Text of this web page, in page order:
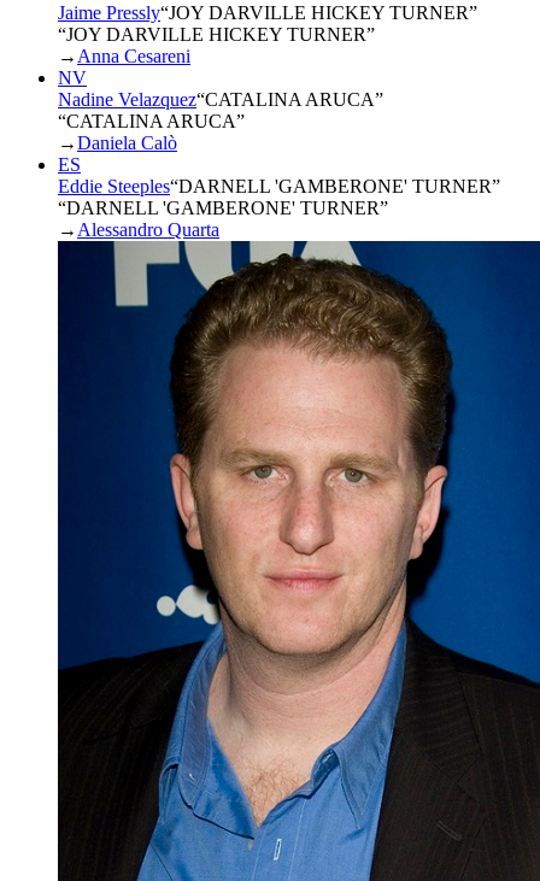
Jaime Pressly“JOY DARVILLE HICKEY TURNER”
“JOY DARVILLE HICKEY TURNER”
→ Anna Cesareni
NV
Nadine Velazquez“CATALINA ARUCA”
“CATALINA ARUCA”
→Daniela Calò
ES
Eddie Steeples“DARNELL 'GAMBERONE' TURNER”
“DARNELL 'GAMBERONE' TURNER”
→ Alessandro Quarta